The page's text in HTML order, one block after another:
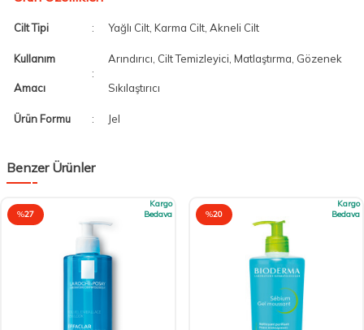
Cilt Tipi : Yağlı Cilt, Karma Cilt, Akneli Cilt
Kullanım
Amacı
:
Arındırıcı, Cilt Temizleyici, Matlaştırma, Gözenek
Sıkılaştırıcı
Ürün Formu : Jel
Benzer Ürünler
%27
Kargo
Bedava
%20
Kargo
Bedava